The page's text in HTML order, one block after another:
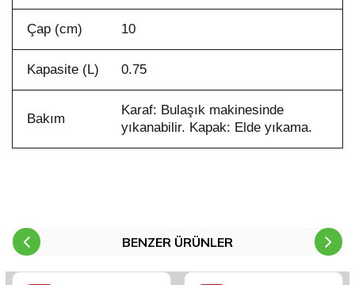
Çap (cm) 10
Kapasite (L) 0.75
Bakım
Karaf: Bulaşık makinesinde
yıkanabilir. Kapak: Elde yıkama.
BENZER ÜRÜNLER